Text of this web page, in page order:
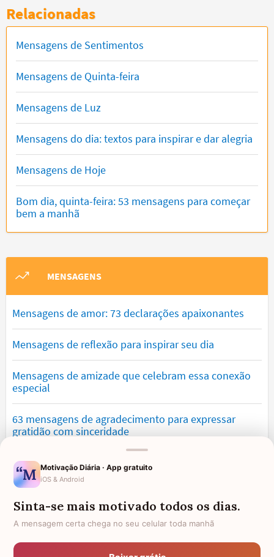
Relacionadas
Mensagens de Sentimentos
Mensagens de Quinta-feira
Mensagens de Luz
Mensagens do dia: textos para inspirar e dar alegria
Mensagens de Hoje
Bom dia, quinta-feira: 53 mensagens para começar
bem a manhã
MENSAGENS
Mensagens de amor: 73 declarações apaixonantes
Mensagens de reflexão para inspirar seu dia
Mensagens de amizade que celebram essa conexão
especial
63 mensagens de agradecimento para expressar
gratidão com sinceridade
Mensagens de saudade que tocam o coração e
expressam falta
Mensagens de otimismo que vão encher você de
confiança
Mensagens para namorado: declare o seu amor com
Motivação Diária · App gratuito
iOS & Android
Sinta-se mais motivado todos os dias.
A mensagem certa chega no seu celular toda manhã